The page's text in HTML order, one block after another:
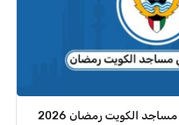
الكويت رمضان 2026